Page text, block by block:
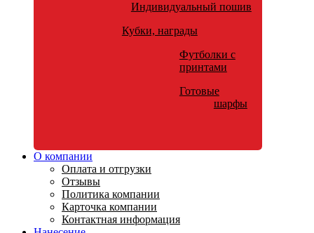
Индивидуальный пошив
Кубки, награды
Футболки с
принтами
Готовые
шарфы
О компании
Оплата и отгрузки
Отзывы
Политика компании
Карточка компании
Контактная информация